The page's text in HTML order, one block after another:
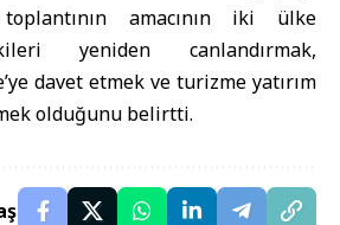
amacının iki ülke
yeniden canlandırmak,
davet etmek ve turizme yatırım
olduğunu belirtti.